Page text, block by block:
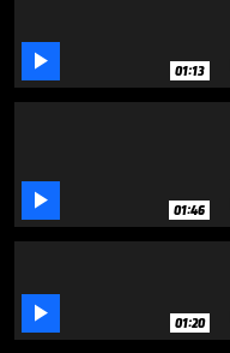
 01:13
 01:46
 01:20